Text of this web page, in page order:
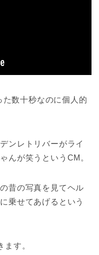
数十秒なのに個人的
ンレトリバーがライ
んが笑うというCM。
昔の写真を見てヘル
乗せてあげるという
す。